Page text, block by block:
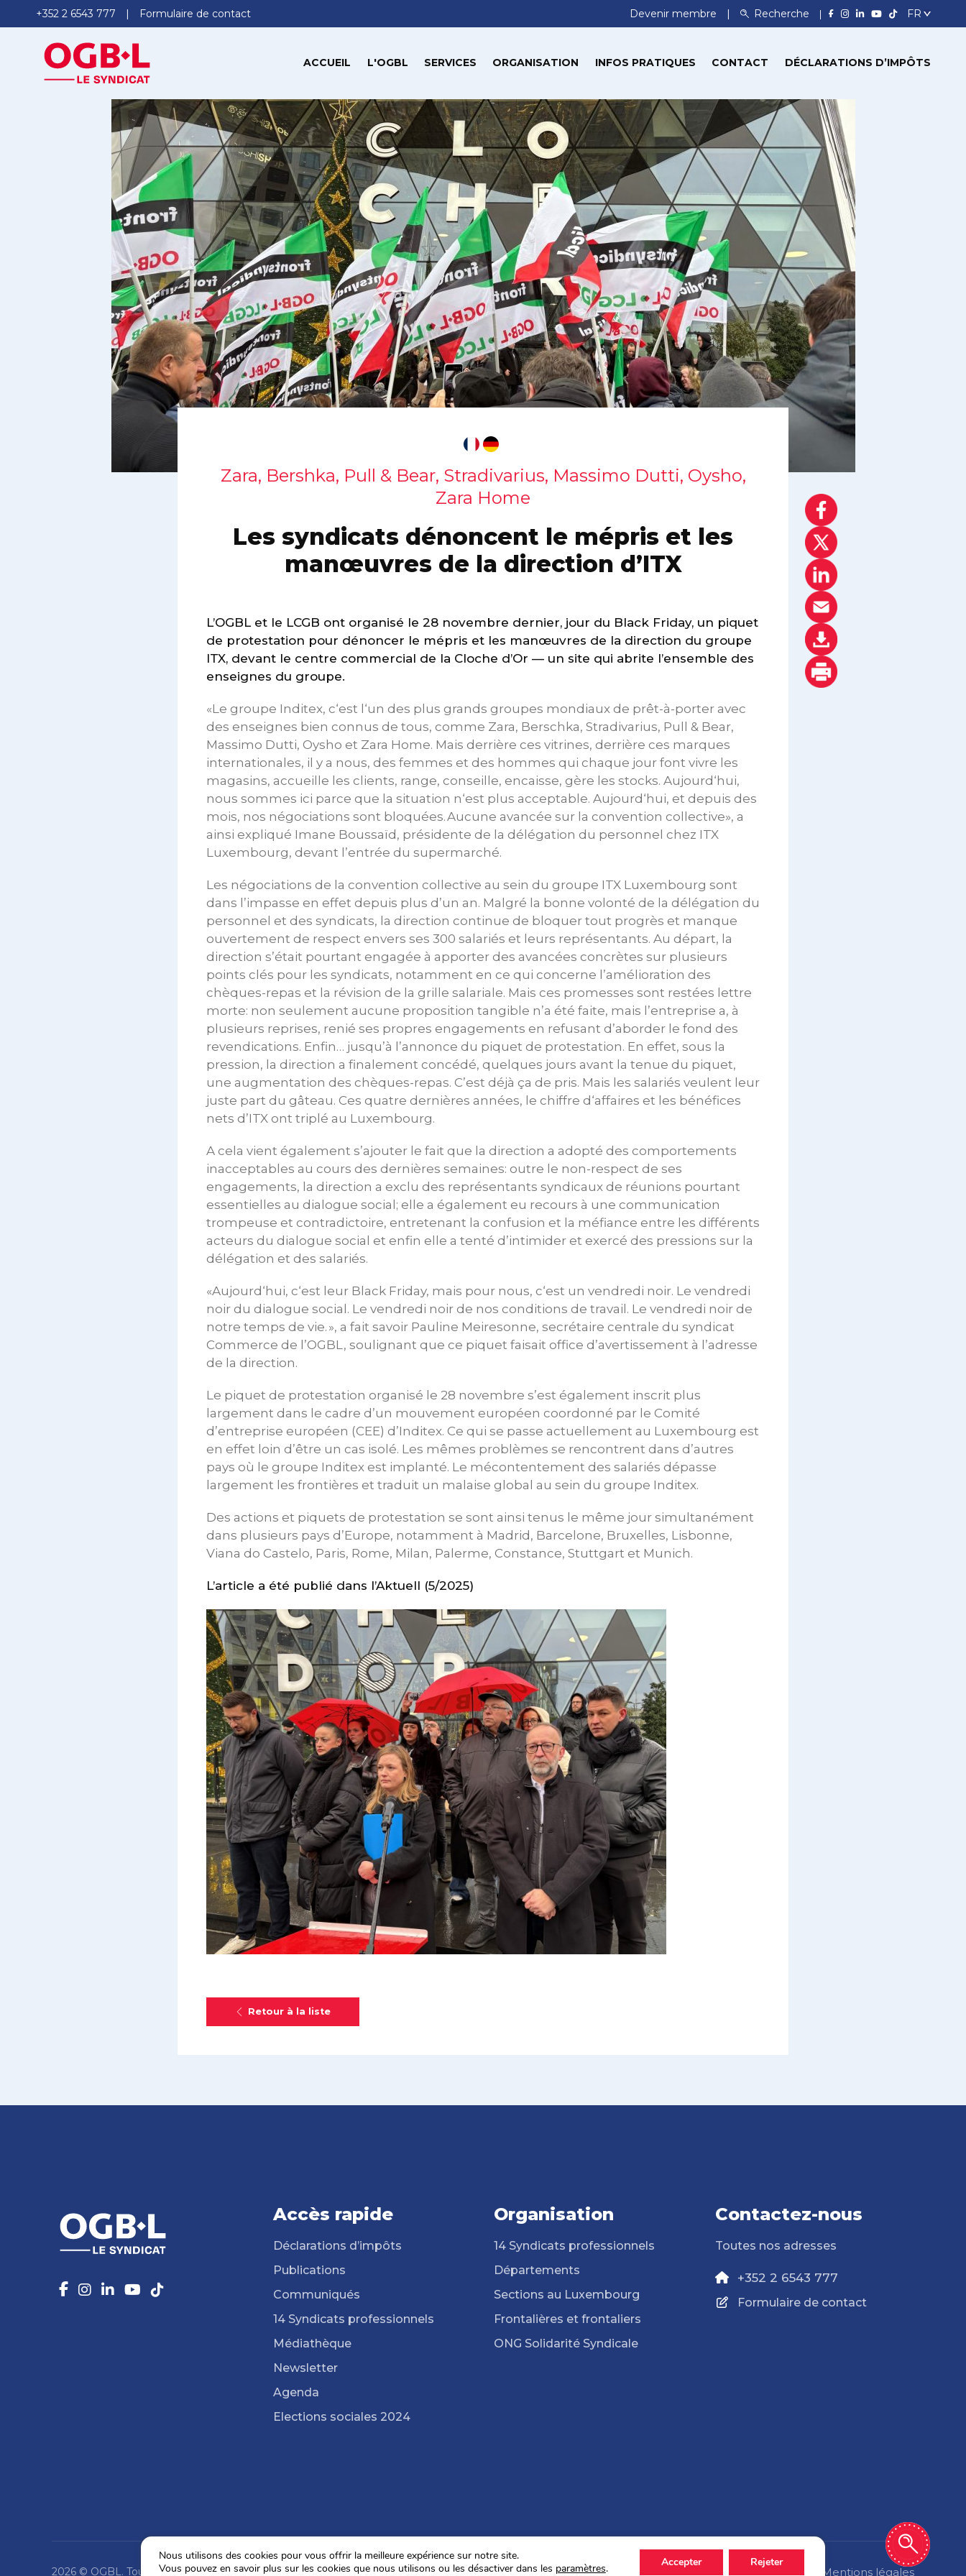
+352 2 6543 777 Formulaire de contact Devenir membre Recherche
ACCUEIL L'OGBL SERVICES ORGANISATION INFOS PRATIQUES CONTACT DÉCLARATIONS D’IMPÔTS
Zara, Bershka, Pull & Bear, Stradivarius, Massimo Dutti, Oysho,
Zara Home
Les syndicats dénoncent le mépris et les
manœuvres de la direction d’ITX
L’OGBL et le LCGB ont organisé le 28 novembre dernier, jour du Black Friday, un piquet
de protestation pour dénoncer le mépris et les manœuvres de la direction du groupe
ITX, devant le centre commercial de la Cloche d’Or — un site qui abrite l’ensemble des
enseignes du groupe.
«Le groupe Inditex, c‘est l‘un des plus grands groupes mondiaux de prêt-à-porter avec
des enseignes bien connus de tous, comme Zara, Berschka, Stradivarius, Pull & Bear,
Massimo Dutti, Oysho et Zara Home. Mais derrière ces vitrines, derrière ces marques
internationales, il y a nous, des femmes et des hommes qui chaque jour font vivre les
magasins, accueille les clients, range, conseille, encaisse, gère les stocks. Aujourd‘hui,
nous sommes ici parce que la situation n‘est plus acceptable. Aujourd‘hui, et depuis des
mois, nos négociations sont bloquées. Aucune avancée sur la convention collective», a
ainsi expliqué Imane Boussaïd, présidente de la délégation du personnel chez ITX
Luxembourg, devant l’entrée du supermarché.
Les négociations de la convention collective au sein du groupe ITX Luxembourg sont
dans l’impasse en effet depuis plus d’un an. Malgré la bonne volonté de la délégation du
personnel et des syndicats, la direction continue de bloquer tout progrès et manque
ouvertement de respect envers ses 300 salariés et leurs représentants. Au départ, la
direction s’était pourtant engagée à apporter des avancées concrètes sur plusieurs
points clés pour les syndicats, notamment en ce qui concerne l’amélioration des
chèques-repas et la révision de la grille salariale. Mais ces promesses sont restées lettre
morte: non seulement aucune proposition tangible n’a été faite, mais l’entreprise a, à
plusieurs reprises, renié ses propres engagements en refusant d’aborder le fond des
revendications. Enfin… jusqu’à l’annonce du piquet de protestation. En effet, sous la
pression, la direction a finalement concédé, quelques jours avant la tenue du piquet,
une augmentation des chèques-repas. C’est déjà ça de pris. Mais les salariés veulent leur
juste part du gâteau. Ces quatre dernières années, le chiffre d‘affaires et les bénéfices
nets d’ITX ont triplé au Luxembourg.
A cela vient également s’ajouter le fait que la direction a adopté des comportements
inacceptables au cours des dernières semaines: outre le non-respect de ses
engagements, la direction a exclu des représentants syndicaux de réunions pourtant
essentielles au dialogue social; elle a également eu recours à une communication
trompeuse et contradictoire, entretenant la confusion et la méfiance entre les différents
acteurs du dialogue social et enfin elle a tenté d’intimider et exercé des pressions sur la
délégation et des salariés.
«Aujourd‘hui, c‘est leur Black Friday, mais pour nous, c‘est un vendredi noir. Le vendredi
noir du dialogue social. Le vendredi noir de nos conditions de travail. Le vendredi noir de
notre temps de vie. », a fait savoir Pauline Meiresonne, secrétaire centrale du syndicat
Commerce de l’OGBL, soulignant que ce piquet faisait office d’avertissement à l’adresse
de la direction.
Le piquet de protestation organisé le 28 novembre s’est également inscrit plus
largement dans le cadre d’un mouvement européen coordonné par le Comité
d’entreprise européen (CEE) d’Inditex. Ce qui se passe actuellement au Luxembourg est
en effet loin d’être un cas isolé. Les mêmes problèmes se rencontrent dans d’autres
pays où le groupe Inditex est implanté. Le mécontentement des salariés dépasse
largement les frontières et traduit un malaise global au sein du groupe Inditex.
Des actions et piquets de protestation se sont ainsi tenus le même jour simultanément
dans plusieurs pays d’Europe, notamment à Madrid, Barcelone, Bruxelles, Lisbonne,
Viana do Castelo, Paris, Rome, Milan, Palerme, Constance, Stuttgart et Munich.
L’article a été publié dans l’Aktuell (5/2025)
Retour à la liste
Accès rapide
Déclarations d’impôts
Publications
Communiqués
14 Syndicats professionnels
Médiathèque
Newsletter
Agenda
Elections sociales 2024
Organisation
14 Syndicats professionnels
Départements
Sections au Luxembourg
Frontalières et frontaliers
ONG Solidarité Syndicale
Contactez-nous
Toutes nos adresses
+352 2 6543 777
Formulaire de contact
Politique de confidentialité Mentions légales
2026 © OGBL. Tous droits réservés.
Nous utilisons des cookies pour vous offrir la meilleure expérience sur notre site.
Vous pouvez en savoir plus sur les cookies que nous utilisons ou les désactiver dans les paramètres. Accepter Rejeter